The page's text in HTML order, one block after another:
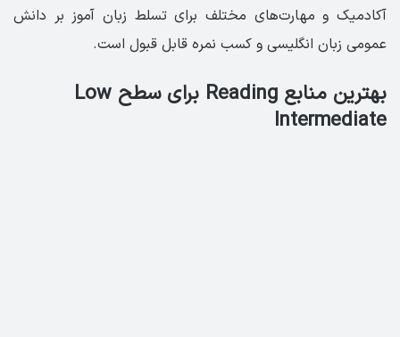
آکادمیک و مهارت‌های مختلف برای تسلط زبان آموز بر دانش
عمومی زبان انگلیسی و کسب نمره قابل قبول است.
بهترین منابع Reading برای سطح Low
Intermediate